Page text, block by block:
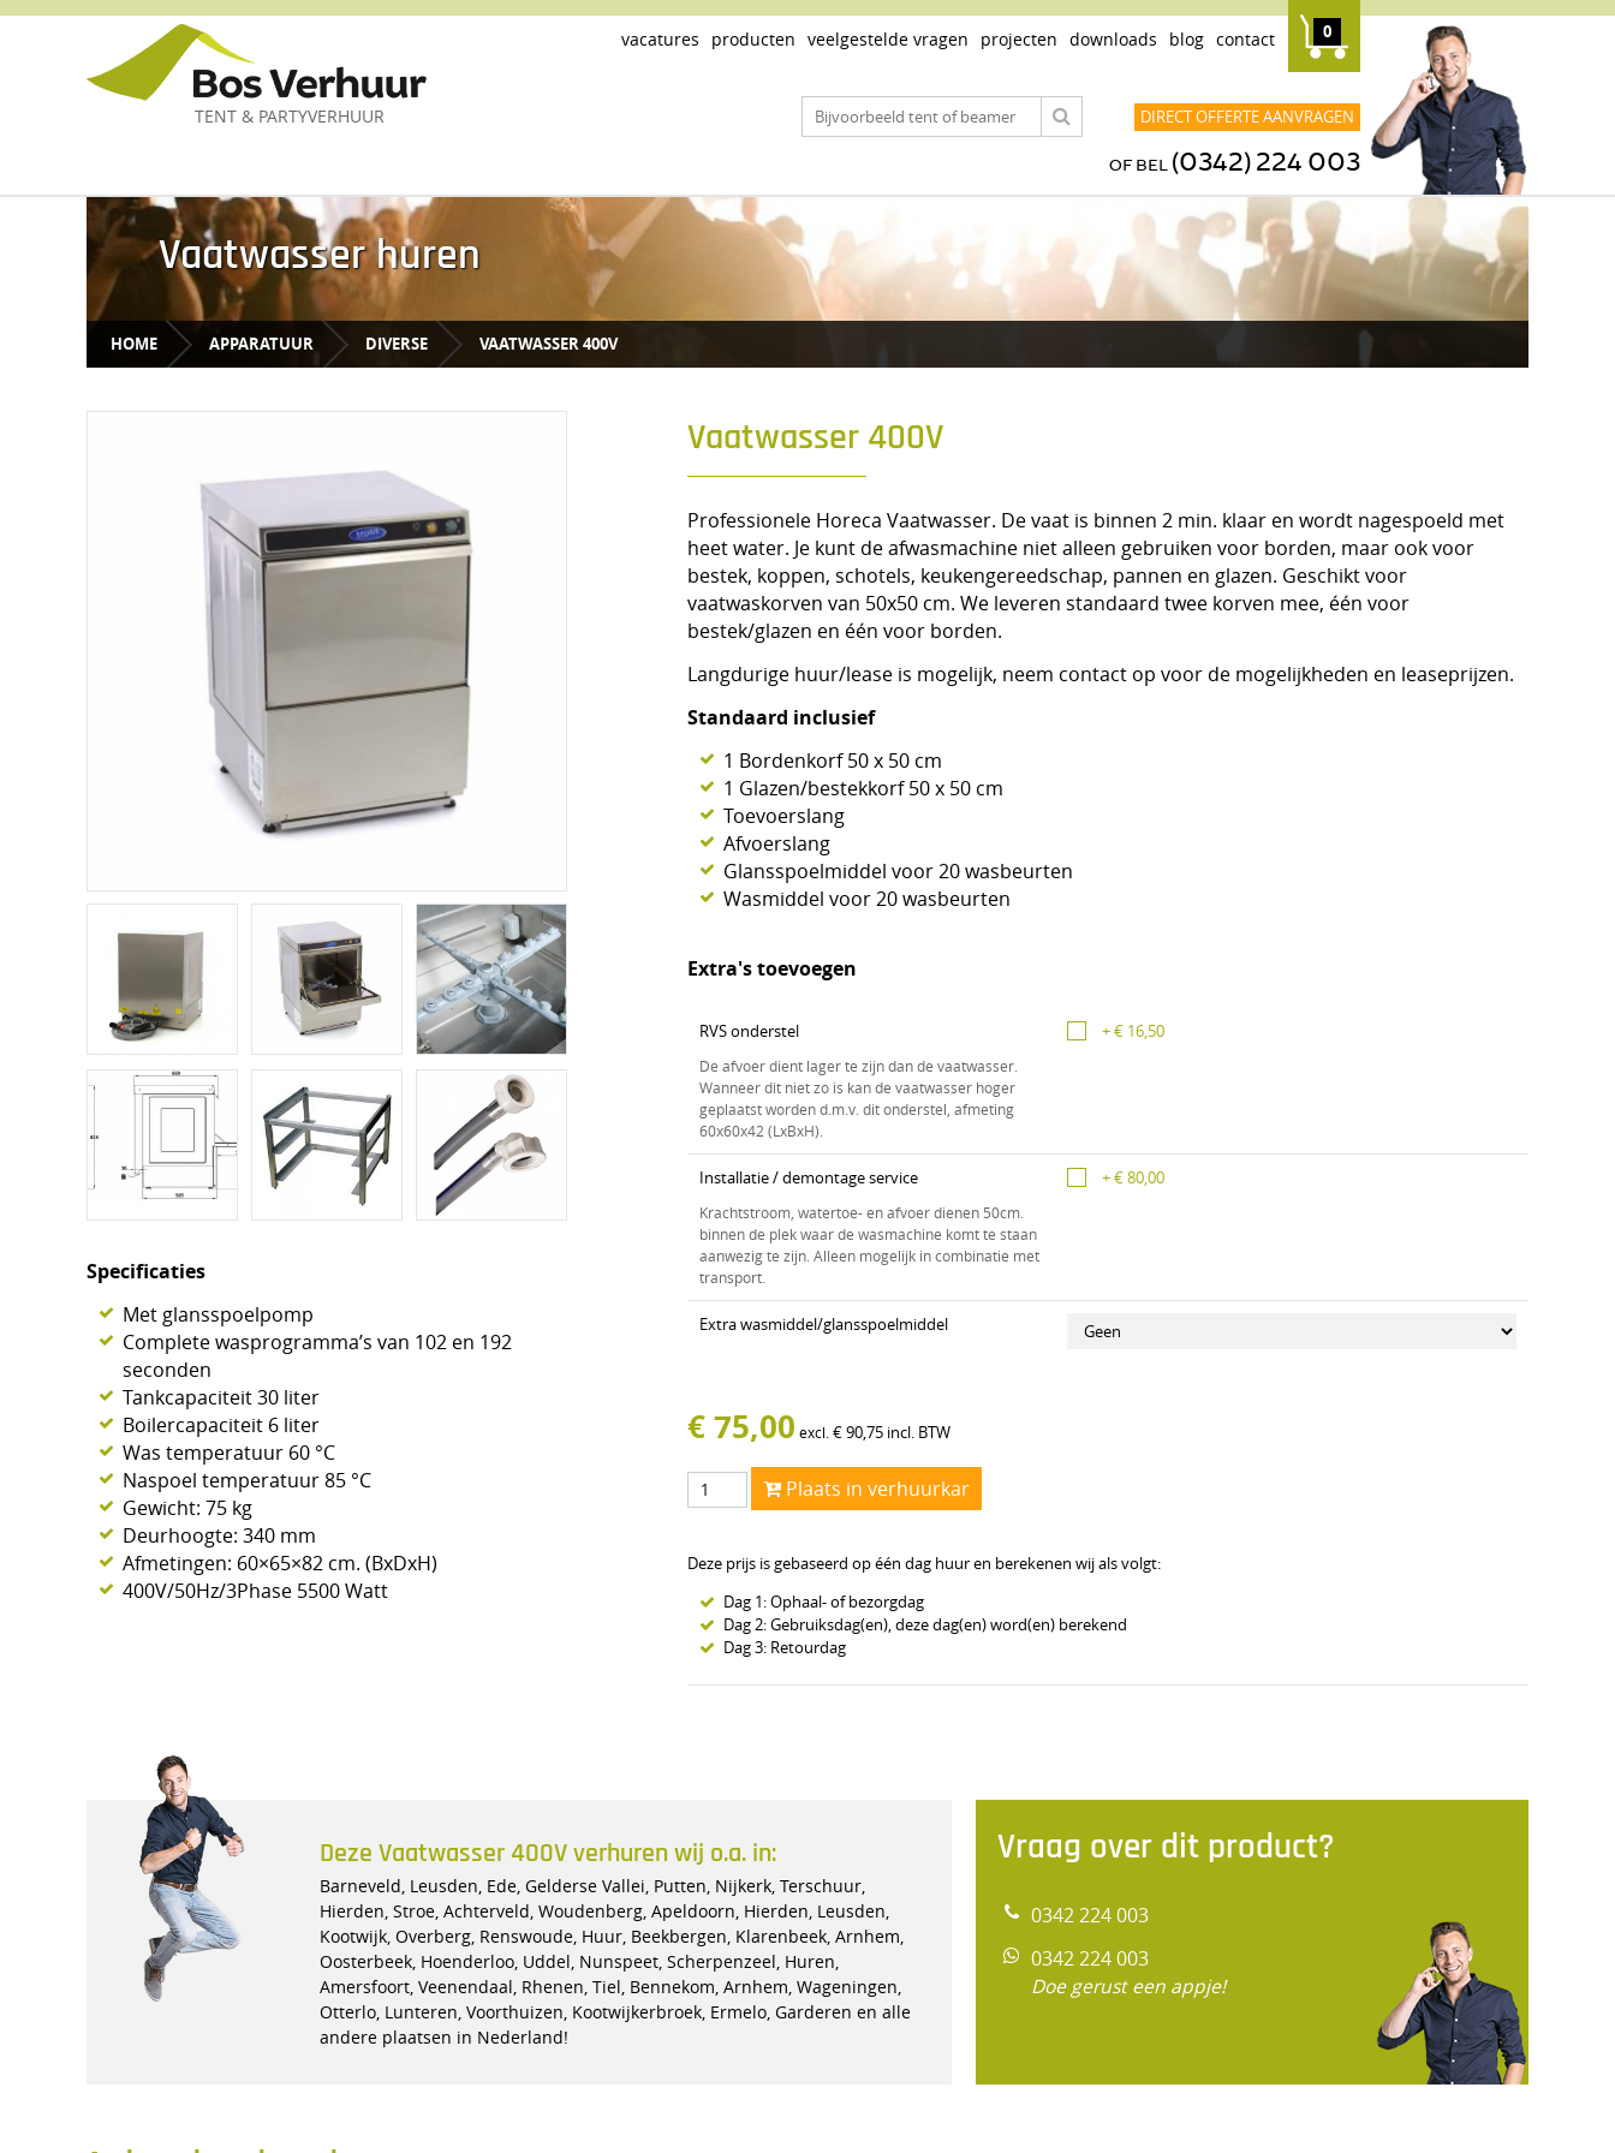
TENT & PARTYVERHUUR
vacatures producten veelgestelde vragen projecten downloads blog contact 0
DIRECT OFFERTE AANVRAGEN
OF BEL (0342) 224 003
Vaatwasser huren
HOME APPARATUUR DIVERSE VAATWASSER 400V
Specificaties
Met glansspoelpomp
Complete wasprogramma’s van 102 en 192
seconden
Tankcapaciteit 30 liter
Boilercapaciteit 6 liter
Was temperatuur 60 °C
Naspoel temperatuur 85 °C
Gewicht: 75 kg
Deurhoogte: 340 mm
Afmetingen: 60×65×82 cm. (BxDxH)
400V/50Hz/3Phase 5500 Watt
Vaatwasser 400V
Professionele Horeca Vaatwasser. De vaat is binnen 2 min. klaar en wordt nagespoeld met
heet water. Je kunt de afwasmachine niet alleen gebruiken voor borden, maar ook voor
bestek, koppen, schotels, keukengereedschap, pannen en glazen. Geschikt voor
vaatwaskorven van 50x50 cm. We leveren standaard twee korven mee, één voor
bestek/glazen en één voor borden.
Langdurige huur/lease is mogelijk, neem contact op voor de mogelijkheden en leaseprijzen.
Standaard inclusief
1 Bordenkorf 50 x 50 cm
1 Glazen/bestekkorf 50 x 50 cm
Toevoerslang
Afvoerslang
Glansspoelmiddel voor 20 wasbeurten
Wasmiddel voor 20 wasbeurten
Extra's toevoegen
RVS onderstel
De afvoer dient lager te zijn dan de vaatwasser.
Wanneer dit niet zo is kan de vaatwasser hoger
geplaatst worden d.m.v. dit onderstel, afmeting
60x60x42 (LxBxH).
+ € 16,50
Installatie / demontage service
Krachtstroom, watertoe- en afvoer dienen 50cm.
binnen de plek waar de wasmachine komt te staan
aanwezig te zijn. Alleen mogelijk in combinatie met
transport.
+ € 80,00
Extra wasmiddel/glansspoelmiddel
€75,00 excl. €90,75 incl. BTW
Plaats in verhuurkar
Deze prijs is gebaseerd op één dag huur en berekenen wij als volgt:
Dag 1: Ophaal- of bezorgdag
Dag 2: Gebruiksdag(en), deze dag(en) word(en) berekend
Dag 3: Retourdag
Deze Vaatwasser 400V verhuren wij o.a. in:
Barneveld, Leusden, Ede, Gelderse Vallei, Putten, Nijkerk, Terschuur,
Hierden, Stroe, Achterveld, Woudenberg, Apeldoorn, Hierden, Leusden,
Kootwijk, Overberg, Renswoude, Huur, Beekbergen, Klarenbeek, Arnhem,
Oosterbeek, Hoenderloo, Uddel, Nunspeet, Scherpenzeel, Huren,
Amersfoort, Veenendaal, Rhenen, Tiel, Bennekom, Arnhem, Wageningen,
Otterlo, Lunteren, Voorthuizen, Kootwijkerbroek, Ermelo, Garderen en alle
andere plaatsen in Nederland!
Vraag over dit product?
0342 224 003
0342 224 003
Doe gerust een appje!